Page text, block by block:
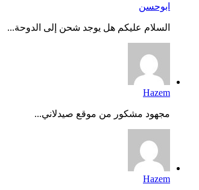
ابوحسن
السلام عليكم هل يوجد شحن إلى الدوحة...
Hazem
مجهود مشكور من موقع صيدلاني...
Hazem